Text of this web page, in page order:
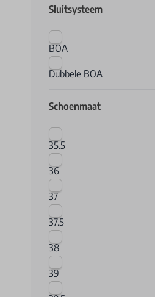
Sluitsysteem
BOA
Dubbele BOA
Schoenmaat
35.5
36
37
37.5
38
39